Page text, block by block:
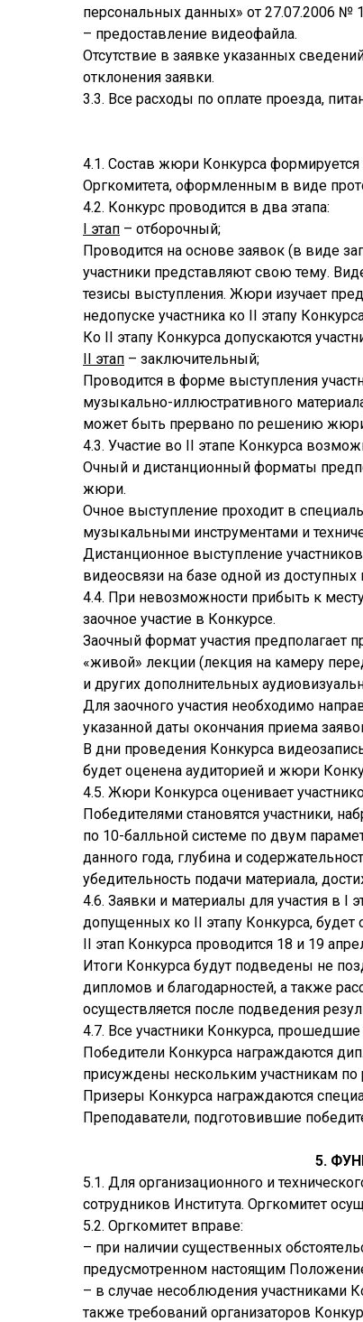
персональных данных» от 27.07.2006 №
– предоставление видеофайла.
Отсутствие в заявке указанных
отклонения заявки.
3.3. Все расходы по оплате проезда,
4.1. Состав жюри Конкурса
Оргкомитета, оформленным в виде
4.2. Конкурс проводится в два этапа:
I этап – отборочный;
Проводится на основе заявок (в виде
участники представляют свою тему.
тезисы выступления. Жюри изучает
недопуске участника ко II этапу
Ко II этапу Конкурса допускаются
II этап – заключительный;
Проводится в форме выступления
музыкально-иллюстративного
может быть прервано по решению
4.3. Участие во II этапе Конкурса
Очный и дистанционный форматы
жюри.
Очное выступление проходит в
музыкальными инструментами и
Дистанционное выступление
видеосвязи на базе одной из
4.4. При невозможности прибыть к
заочное участие в Конкурсе.
Заочный формат участия предполагает
«живой» лекции (лекция на камеру
и других дополнительных
Для заочного участия необходимо
указанной даты окончания приема
В дни проведения Конкурса
будет оценена аудиторией и жюри
4.5. Жюри Конкурса оценивает
Победителями становятся участники,
по 10-балльной системе по двум
данного года, глубина и
убедительность подачи материала,
4.6. Заявки и материалы для участия в I
допущенных ко II этапу Конкурса, будет
II этап Конкурса проводится 18 и 19
Итоги Конкурса будут подведены не
дипломов и благодарностей, а также
осуществляется после подведения
4.7. Все участники Конкурса,
Победители Конкурса награждаются
присуждены нескольким участникам
Призеры Конкурса награждаются
Преподаватели, подготовившие
5.
5.1. Для организационного и
сотрудников Института. Оргкомитет
5.2. Оргкомитет вправе:
– при наличии существенных
предусмотренном настоящим
– в случае несоблюдения участниками
также требований организаторов